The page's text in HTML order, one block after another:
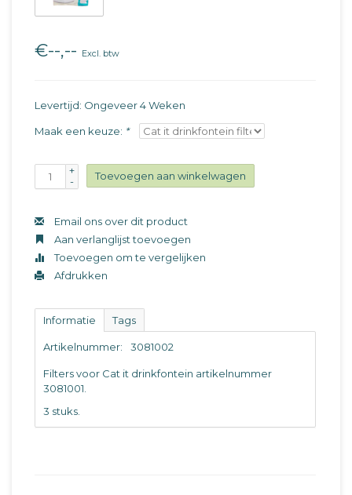
€--,-- Excl. btw
Levertijd: Ongeveer 4 Weken
Maak een keuze: *
+
-
Toevoegen aan winkelwagen
Email ons over dit product
Aan verlanglijst toevoegen
Toevoegen om te vergelijken
Afdrukken
Informatie Tags
Artikelnummer: 3081002
Filters voor Cat it drinkfontein artikelnummer
3081001.
3 stuks.